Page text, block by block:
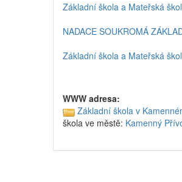
Základní škola a Mateřská
NADACE SOUKROMÁ
Základní škola a Mateřská
WWW adresa:
Základní škola v
škola ve městě: Kamenný